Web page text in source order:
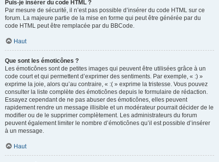
Puis-je insérer du code HTML ?
Par mesure de sécurité, il n’est pas possible d’insérer du code HTML sur ce
forum. La majeure partie de la mise en forme qui peut être générée par du
code HTML peut être remplacée par du BBCode.
Haut
Que sont les émoticônes ?
Les émoticônes sont de petites images qui peuvent être utilisées grâce à un
code court et qui permettent d’exprimer des sentiments. Par exemple, « :) »
exprime la joie, alors qu’au contraire, « :( » exprime la tristesse. Vous pouvez
consulter la liste complète des émoticônes depuis le formulaire de rédaction.
Essayez cependant de ne pas abuser des émoticônes, elles peuvent
rapidement rendre un message illisible et un modérateur pourrait décider de le
modifier ou de le supprimer complètement. Les administrateurs du forum
peuvent également limiter le nombre d’émoticônes qu’il est possible d’insérer
à un message.
Haut